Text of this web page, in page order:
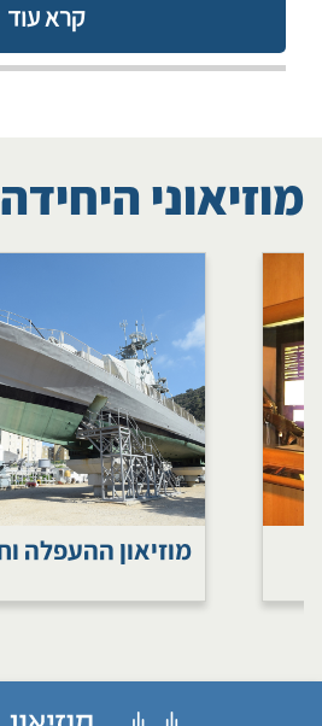
קרא עוד
מוזיאוני היחידה
מוזיאון ההעפלה